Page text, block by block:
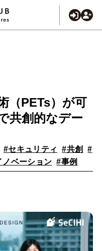
（PETs）が可
共創的なデー
#セキュリティ #共創
#
ノベーション #事例